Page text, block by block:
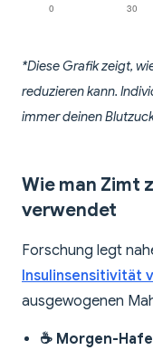
*Diese Grafik zeigt,
reduzieren kann.
immer deinen
Wie man Zimt
verwendet
Forschung legt
Insulinsensitivität
ausgewogenen
☕ Morgen-